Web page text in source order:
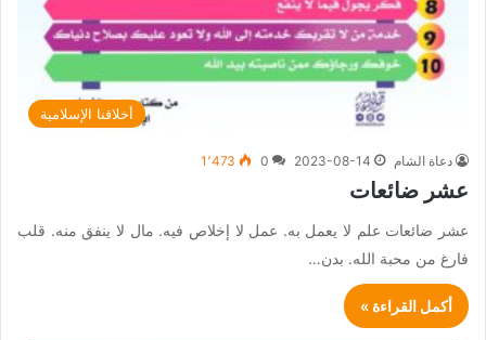
أخلاقنا الإسلامية
دعاة الشام 2023-08-14
0 1٬473
عشر ضائعات
عشر ضائعات علم لا يعمل به. عمل لا إخلاص فيه. مال لا ينفق منه. قلب
فارغ من محبة الله. بدن…
أكمل القراءة »